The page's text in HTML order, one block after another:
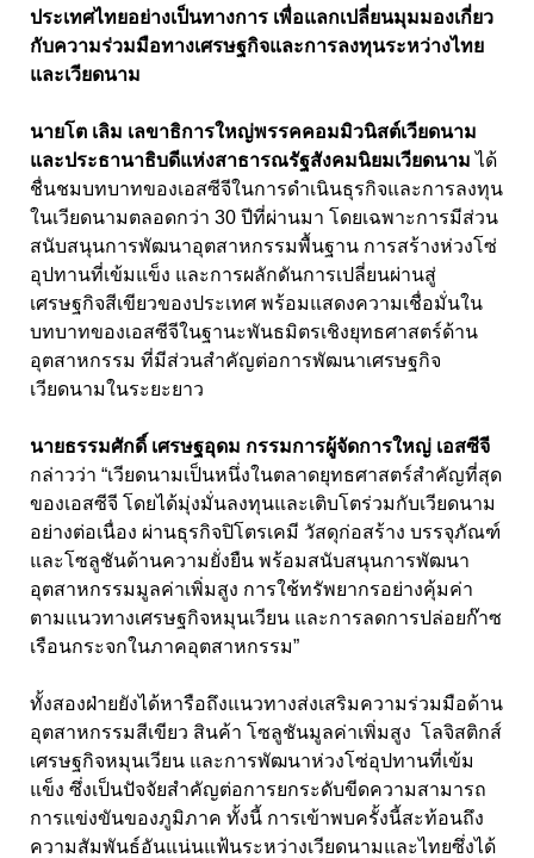
ประเทศไทยอย่างเป็นทางการ เพื่อแลกเปลี่ยนมุมมองเกี่ยว
กับความร่วมมือทางเศรษฐกิจและการลงทุนระหว่างไทย
และเวียดนาม
นายโต เลิม เลขาธิการใหญ่พรรคคอมมิวนิสต์เวียดนาม
และประธานาธิบดีแห่งสาธารณรัฐสังคมนิยมเวียดนาม ได้
ชื่นชมบทบาทของเอสซีจีในการดำเนินธุรกิจและการลงทุน
ในเวียดนามตลอดกว่า 30 ปีที่ผ่านมา โดยเฉพาะการมีส่วน
สนับสนุนการพัฒนาอุตสาหกรรมพื้นฐาน การสร้างห่วงโซ่
อุปทานที่เข้มแข็ง และการผลักดันการเปลี่ยนผ่านสู่
เศรษฐกิจสีเขียวของประเทศ พร้อมแสดงความเชื่อมั่นใน
บทบาทของเอสซีจีในฐานะพันธมิตรเชิงยุทธศาสตร์ด้าน
อุตสาหกรรม ที่มีส่วนสำคัญต่อการพัฒนาเศรษฐกิจ
เวียดนามในระยะยาว
นายธรรมศักดิ์ เศรษฐอุดม กรรมการผู้จัดการใหญ่ เอสซีจี
กล่าวว่า “เวียดนามเป็นหนึ่งในตลาดยุทธศาสตร์สำคัญที่สุด
ของเอสซีจี โดยได้มุ่งมั่นลงทุนและเติบโตร่วมกับเวียดนาม
อย่างต่อเนื่อง ผ่านธุรกิจปิโตรเคมี วัสดุก่อสร้าง บรรจุภัณฑ์
และโซลูชันด้านความยั่งยืน พร้อมสนับสนุนการพัฒนา
อุตสาหกรรมมูลค่าเพิ่มสูง การใช้ทรัพยากรอย่างคุ้มค่า
ตามแนวทางเศรษฐกิจหมุนเวียน และการลดการปล่อยก๊าซ
เรือนกระจกในภาคอุตสาหกรรม”
ทั้งสองฝ่ายยังได้หารือถึงแนวทางส่งเสริมความร่วมมือด้าน
อุตสาหกรรมสีเขียว สินค้า โซลูชันมูลค่าเพิ่มสูง โลจิสติกส์
เศรษฐกิจหมุนเวียน และการพัฒนาห่วงโซ่อุปทานที่เข้ม
แข็ง ซึ่งเป็นปัจจัยสำคัญต่อการยกระดับขีดความสามารถ
การแข่งขันของภูมิภาค ทั้งนี้ การเข้าพบครั้งนี้สะท้อนถึง
ความสัมพันธ์อันแน่นแฟ้นระหว่างเวียดนามและไทยซึ่งได้